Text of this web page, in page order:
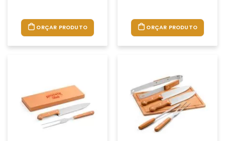
ORÇAR PRODUTO ORÇAR PRODUTO